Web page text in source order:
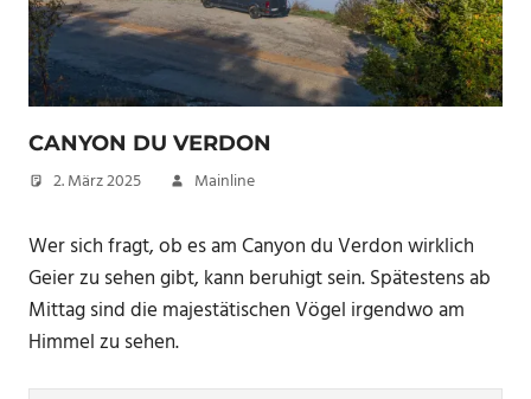
CANYON DU VERDON
2. März 2025 Mainline
Wer sich fragt, ob es am Canyon du Verdon wirklich
Geier zu sehen gibt, kann beruhigt sein. Spätestens ab
Mittag sind die majestätischen Vögel irgendwo am
Himmel zu sehen.